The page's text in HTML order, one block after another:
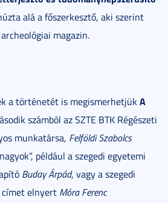
alá a főszerkesztő, aki szerint
magazin.
a történetét is megismerhetjükA
számból az SZTE BTK Régészeti
munkatársa, Felföldi Szabolcs
például a szegedi egyetemi
Buday Árpád, vagy a szegedi
elnyert Móra Ferenc